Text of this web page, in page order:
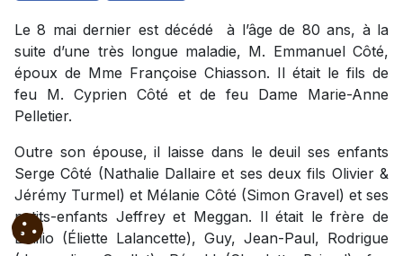
Le 8 mai dernier est décédé à l’âge de 80 ans, à la
suite d’une très longue maladie, M. Emmanuel Côté,
époux de Mme Françoise Chiasson. Il était le fils de
feu M. Cyprien Côté et de feu Dame Marie-Anne
Pelletier.
Outre son épouse, il laisse dans le deuil ses enfants
Serge Côté (Nathalie Dallaire et ses deux fils Olivier &
Jérémy Turmel) et Mélanie Côté (Simon Gravel) et ses
petits-enfants Jeffrey et Meggan. Il était le frère de
Émilio (Éliette Lalancette), Guy, Jean-Paul, Rodrigue